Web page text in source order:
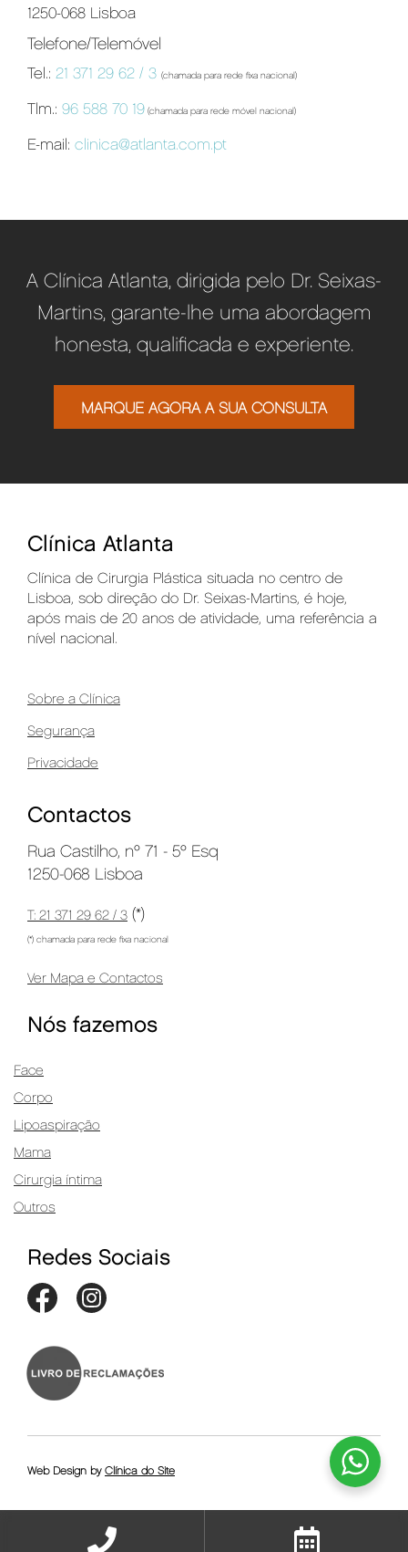
1250-068 Lisboa
Telefone/Telemóvel
Tel.: 21 371 29 62 / 3 (chamada para rede fixa nacional)
Tlm.: 96 588 70 19 (chamada para rede móvel nacional)
E-mail: clinica@atlanta.com.pt
A Clínica Atlanta, dirigida pelo Dr. Seixas-
Martins, garante-lhe uma abordagem
honesta, qualificada e experiente.
MARQUE AGORA A SUA CONSULTA
Clínica Atlanta
Clínica de Cirurgia Plástica situada no centro de
Lisboa, sob direção do Dr. Seixas-Martins, é hoje,
após mais de 20 anos de atividade, uma referência a
nível nacional.
Sobre a Clínica
Segurança
Privacidade
Contactos
Rua Castilho, nº 71 - 5º Esq
1250-068 Lisboa
T: 21 371 29 62 / 3 (*)
(*) chamada para rede fixa nacional
Ver Mapa e Contactos
Nós fazemos
Face
Corpo
Lipoaspiração
Mama
Cirurgia íntima
Outros
Redes Sociais
Web Design by Clínica do Site